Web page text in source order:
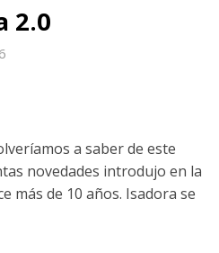
2.0
a saber de este
novedades introdujo en la
más de 10 años. Isadora se